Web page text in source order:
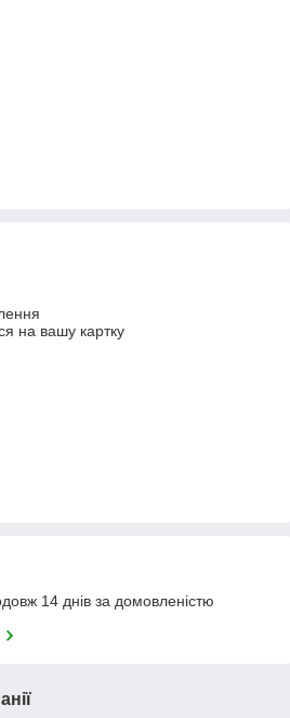
на вашу картку
14 днів за домовленістю